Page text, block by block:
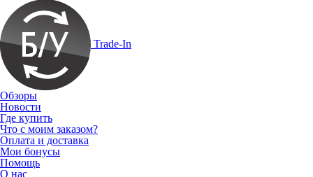
Trade-In
Обзоры
Новости
Где купить
Что с моим заказом?
Оплата и доставка
Мои бонусы
Помощь
О нас